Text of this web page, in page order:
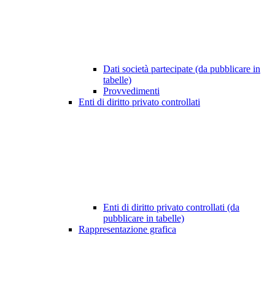
Dati società partecipate (da pubblicare in
tabelle)
Provvedimenti
Enti di diritto privato controllati
Enti di diritto privato controllati (da
pubblicare in tabelle)
Rappresentazione grafica